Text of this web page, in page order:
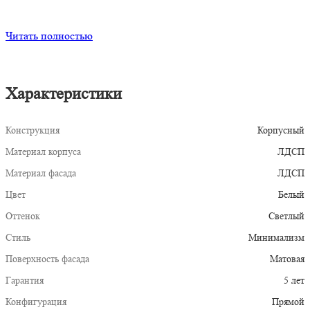
Читать полностью
Характеристики
Конструкция
Корпусный
Материал корпуса
ЛДСП
Материал фасада
ЛДСП
Цвет
Белый
Оттенок
Светлый
Стиль
Минимализм
Поверхность фасада
Матовая
Гарантия
5 лет
Конфигурация
Прямой